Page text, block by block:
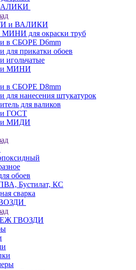
и ВАЛИКИ
МИНИ для окраски труб
в СБОРЕ D6mm
для прикатки обоев
игольчатые
МИНИ
в СБОРЕ D8mm
для нанесения штукатурок
для валиков
ГОСТ
МИДИ
обоев
Бустилат, КС
сварка
ГВОЗДИ